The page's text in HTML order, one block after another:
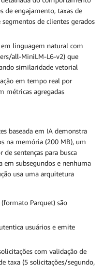
de engajamento, taxas de
de clientes gerados
linguagem natural com
all-MiniLM-L6-v2) que
similaridade vetorial
em tempo real por
métricas agregadas
baseada em IA demonstra
na memória (200 MB), um
sentenças para busca
em subsegundos e nenhuma
usa uma arquitetura
Parquet) são
usuários e emite
com validação de
taxa (5 solicitações/segundo,